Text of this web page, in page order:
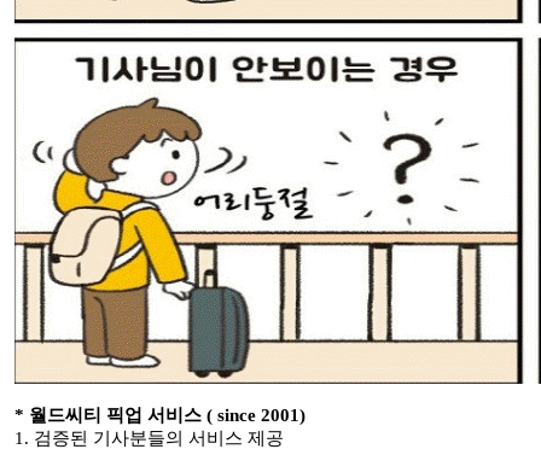
* 월드씨티 픽업 서비스 ( since 2001)
1. 검증된 기사분들의 서비스 제공